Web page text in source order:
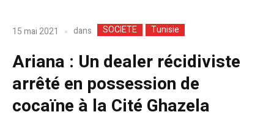
15 mai 2021 dans SOCIETE Tunisie
Ariana : Un dealer récidiviste
arrêté en possession de
cocaïne à la Cité Ghazela